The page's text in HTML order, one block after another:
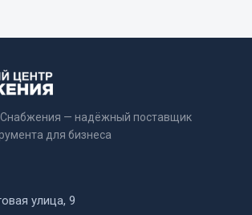
газа
Снабжения — надёжный поставщик
для бизнеса
улица, 9